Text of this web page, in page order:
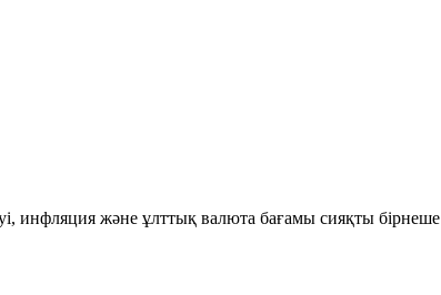
инфляция және ұлттық валюта бағамы сияқты бірнеше